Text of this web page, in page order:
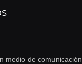
medio de comunicación